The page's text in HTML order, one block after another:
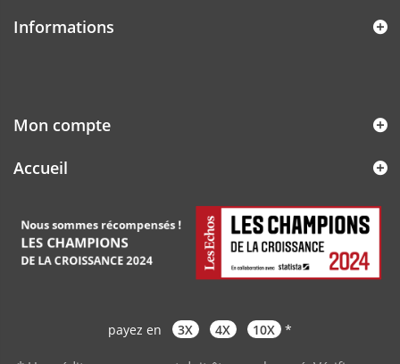
Informations
Mon compte
Accueil
payez en 3X 4X 10X *